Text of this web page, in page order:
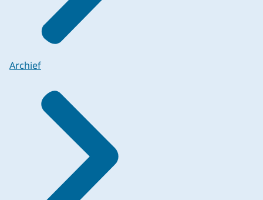
Archief